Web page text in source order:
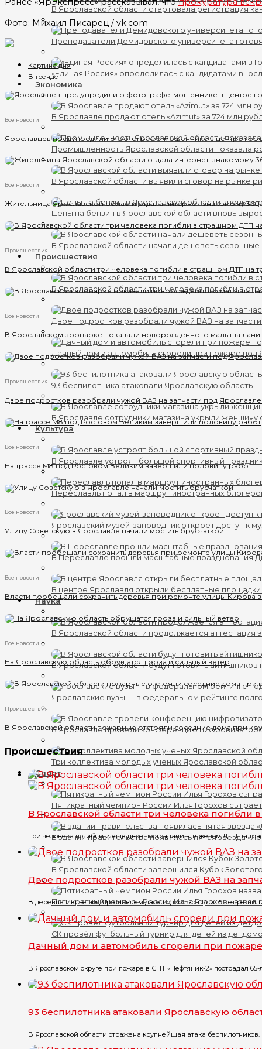
В Ярославской области стартовала регистрация
Преподаватели Демидовского университета
«Единая Россия» определилась с кандидатами в
Экономика
В Ярославле продают отель «Azimut» за 724 млн
Промышленность Ярославской области показала
В Ярославской области выявили сговор на рынке
Цены на бензин в Ярославской области вновь
В Ярославской области начали дешеветь
Происшествия
В Ярославской области три человека погибли в
Двое подростков разобрали чужой ВАЗ на
Дачный дом и автомобиль сгорели при пожаре под
93 беспилотника атаковали Ярославскую область
В Ярославле сотрудники магазина укрыли
Культура
В Ярославле устроят большой спортивный
Переславль попал в маршрут иностранных
Ярославский музей-заповедник откроет доступ к
В Переславле прошли масштабные празднования
В центре Ярославля открыли бесплатные
Наука
В Ярославской области продолжается аттестация
В Ярославской области будут готовить айтишников
Ярославские вузы — в федеральном рейтинге
В Ярославле провели конференцию
Три коллектива молодых ученых Ярославской
Спорт
Пятикратный чемпион России Илья Горохов
В здании правительства появилась пятая звезда
В Ярославской области завершился Кубок
Пятикратный чемпион России Илья Горохов
СК провёл футбольный турнир для детей из
Фото: Михаил Писарец / vk.com
Картина дня
В тренде
Все новости
Ярославцев предупредили о фотографе-мошеннике в центре
Все новости
Жительница Ярославской области отдала интернет-знакомому 360
Происшествия
В Ярославской области три человека погибли в страшном ДТП на
Все новости
В Ярославском зоопарке показали новорожденного малыша лани
Происшествия
Двое подростков разобрали чужой ВАЗ на запчасти под
Все новости
На трассе М8 под Ростовом Великим завершили половину работ
Все новости
Улицу Советскую в Ярославле начали мостить брусчаткой
Все новости
Власти пообещали сохранить деревья при ремонте улицы Кирова
Все новости
На Ярославскую область обрушатся гроза и сильный ветер
Происшествия
В Ярославской области пожарные отстояли соседние дома при
Происшествия
В Ярославской области три человека
Три человека погибли и еще двое пострадали в тяжелом ДТП на
Двое подростков разобрали чужой ВАЗ на
В деревне Пенье под Ярославлем двое подростков 14 и 15 лет
Дачный дом и автомобиль сгорели при
В Ярославском округе при пожаре в СНТ «Нефтяник-2» пострадал
93 беспилотника атаковали Ярославскую
В Ярославской области отражена крупнейшая атака